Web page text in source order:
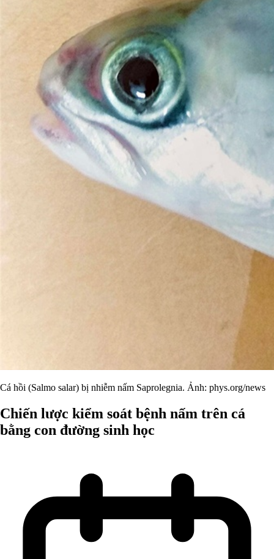
Cá hồi (Salmo salar) bị nhiễm nấm Saprolegnia. Ảnh: phys.org/news
Chiến lược kiểm soát bệnh nấm trên cá
bằng con đường sinh học